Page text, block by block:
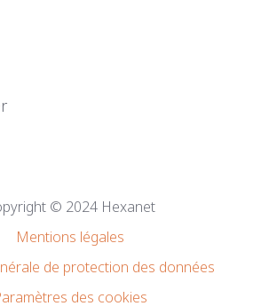
© 2024 Hexanet
Mentions légales
de protection des données
des cookies